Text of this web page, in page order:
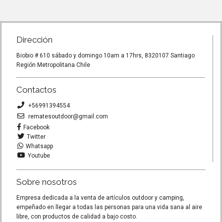
Dirección
Biobio # 610 sábado y domingo 10am a 17hrs, 8320107 Santiago
Región Metropolitana Chile
Contactos
+56991394554
rematesoutdoor@gmail.com
Facebook
Twitter
Whatsapp
Youtube
Sobre nosotros
Empresa dedicada a la venta de artículos outdoor y camping,
empeñado en llegar a todas las personas para una vida sana al aire
libre, con productos de calidad a bajo costo.